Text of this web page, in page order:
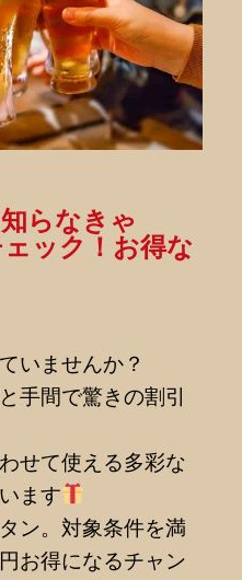
らなきゃ
ック！お得な
いませんか？
手間で驚きの割引
せて使える多彩な
ます
ン。対象条件を満
お得になるチャン